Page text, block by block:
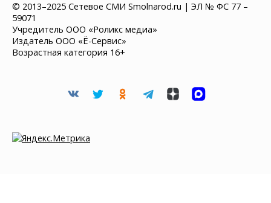
© 2013–2025 Сетевое СМИ Smolnarod.ru | ЭЛ № ФС 77 –
59071
Учредитель ООО «Роликс медиа»
Издатель ООО «Ё-Сервис»
Возрастная категория 16+